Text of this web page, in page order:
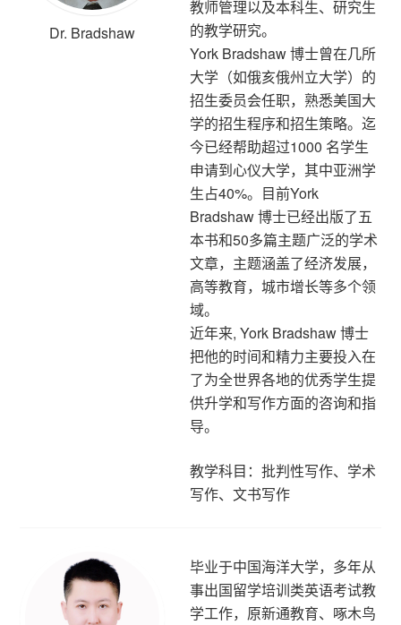
Dr. Bradshaw
教师管理以及本科生、研究生
的教学研究。
York Bradshaw 博士曾在几所
大学（如俄亥俄州立大学）的
招生委员会任职，熟悉美国大
学的招生程序和招生策略。迄
今已经帮助超过1000 名学生
申请到心仪大学，其中亚洲学
生占40%。目前York
Bradshaw 博士已经出版了五
本书和50多篇主题广泛的学术
文章，主题涵盖了经济发展，
高等教育，城市增长等多个领
域。
近年来, York Bradshaw 博士
把他的时间和精力主要投入在
了为全世界各地的优秀学生提
供升学和写作方面的咨询和指
导。
教学科目：批判性写作、学术
写作、文书写作
毕业于中国海洋大学，多年从
事出国留学培训类英语考试教
学工作，原新通教育、啄木鸟